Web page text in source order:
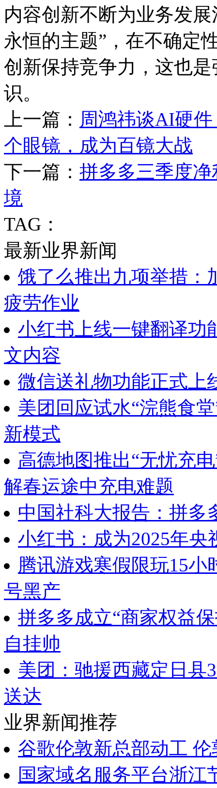
内容创新不断为业务发
永恒的主题”，在不确定
创新保持竞争力，这也
识。
上一篇： 周鸿祎谈AI硬
个眼镜，成为百镜大战
下一篇： 拼多多三季度
境
TAG：
最新业界新闻
饿了么推出九项举措：
疲劳作业
小红书上线一键翻译功
文内容
微信送礼物功能正式上
美团回应试水“浣熊食
新模式
高德地图推出“无忧充
解春运途中充电难题
中国社科大报告：拼多
小红书：成为2025年央
腾讯游戏寒假限玩15小
号黑产
拼多多成立“商家权益
自挂帅
美团：驰援西藏定日县
送达
业界新闻推荐
谷歌伦敦新总部动工
国家域名服务平台浙江